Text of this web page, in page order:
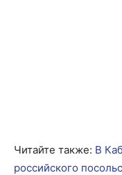
Читайте также: В
российского